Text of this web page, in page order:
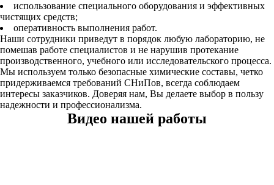
использование специального оборудования и эффективных
чистящих средств;
оперативность выполнения работ.
Наши сотрудники приведут в порядок любую лабораторию, не
помешав работе специалистов и не нарушив протекание
производственного, учебного или исследовательского процесса.
Мы используем только безопасные химические составы, четко
придерживаемся требований СНиПов, всегда соблюдаем
интересы заказчиков. Доверяя нам, Вы делаете выбор в пользу
надежности и профессионализма.
Видео нашей работы